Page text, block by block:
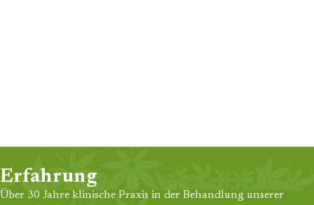
Erfahrung
Über 30 Jahre klinische Praxis in der Behandlung unserer